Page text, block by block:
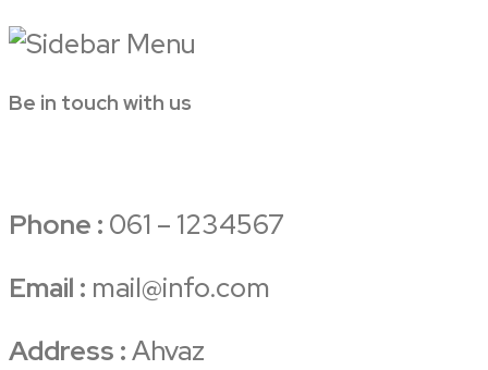
Be in touch with us
Phone : 061 – 1234567
Email : mail@info.com
Address :Ahvaz